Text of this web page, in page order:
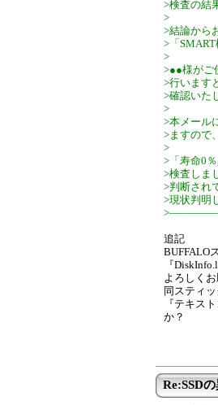
>検査の結
>
>結論から
>「
>
>●●様がご
>行います
>確認いた
>
>本メール
>ますので
>
>「寿命0
>検査しま
>判断され
>現状判明
追記
BUFFALO
『
よろしくお
同スティ
『テキス
か？
Re:SSD